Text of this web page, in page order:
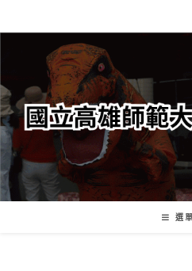
轉
要
內
容
選單